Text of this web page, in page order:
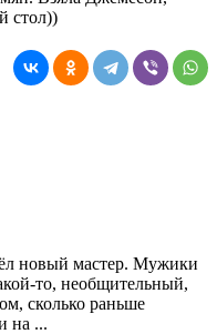
стол))
новый мастер. Мужики
то, необщительный,
сколько раньше
на ...